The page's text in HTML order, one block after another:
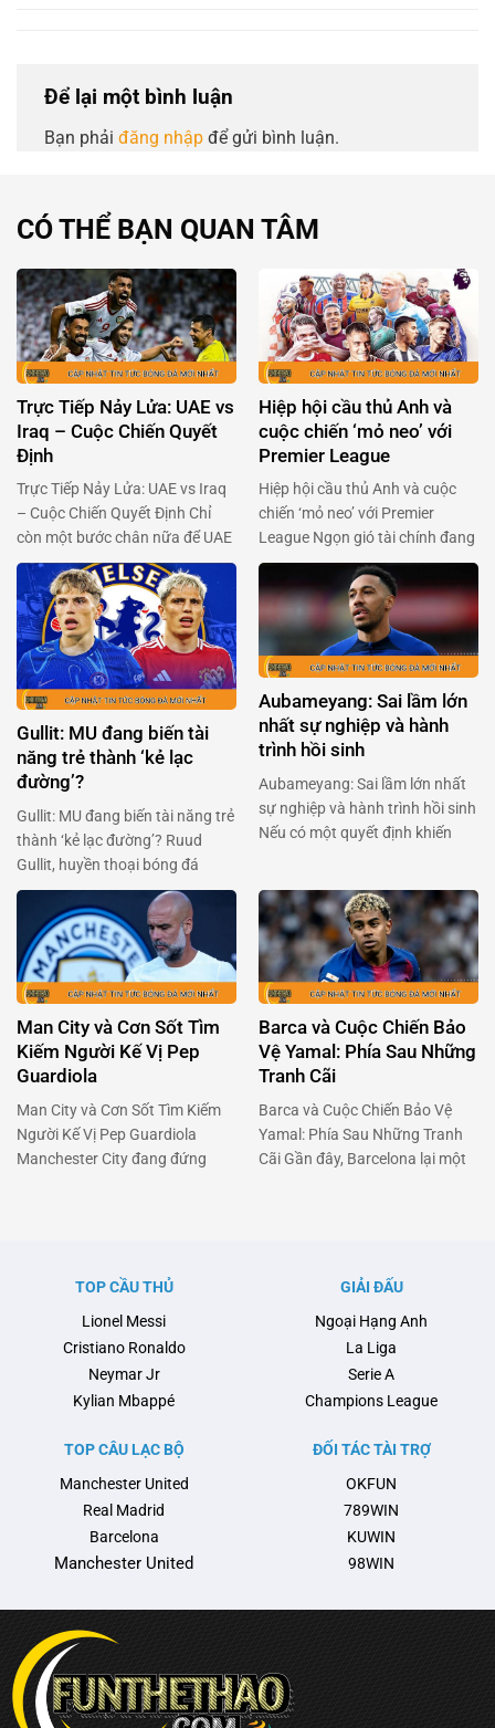
Để lại một bình luận
Bạn phải đăng nhập để gửi bình luận.
CÓ THỂ BẠN QUAN TÂM
Trực Tiếp Nảy Lửa: UAE vs
Iraq – Cuộc Chiến Quyết
Định
Trực Tiếp Nảy Lửa: UAE vs Iraq
– Cuộc Chiến Quyết Định Chỉ
còn một bước chân nữa để UAE
và Iraq chạm tay vào giấc mơ
World Cup đang chờ đợi phía
trước. Hai đội bóng đầy khao
khát này sẽ đụng độ nhau trong
trận chiến không khoan nhượng
vào 23h00 ngày 13/11. …
Hiệp hội cầu thủ Anh và
cuộc chiến ‘mỏ neo’ với
Premier League
Hiệp hội cầu thủ Anh và cuộc
chiến ‘mỏ neo’ với Premier
League Ngọn gió tài chính đang
thổi mạnh qua Premier League,
khi Hiệp hội cầu thủ chuyên
nghiệp Anh (PFA) sẵn sàng ‘xắn
tay áo’ đối đầu với ban tổ chức
giải đấu. Trong bối cảnh Premier
League chuẩn bị thông qua một
…
Gullit: MU đang biến tài
năng trẻ thành ‘kẻ lạc
đường’?
Gullit: MU đang biến tài năng trẻ
thành ‘kẻ lạc đường’? Ruud
Gullit, huyền thoại bóng đá
người Hà Lan, gần đây đã gây
bão với phát biểu về Alejandro
Garnacho – tài năng trẻ của
Manchester United. Ông cho
rằng Garnacho, một viên ngọc
sáng giá, đang bị kìm hãm bởi
chính môi trường …
Aubameyang: Sai lầm lớn
nhất sự nghiệp và hành
trình hồi sinh
Aubameyang: Sai lầm lớn nhất
sự nghiệp và hành trình hồi sinh
Nếu có một quyết định khiến
chính là lần chuyển đến Chelsea
vào năm 2022. Chân sút người
Gabon đã dám trải lòng về giai
đoạn u ám ấy, và cách anh đang
tìm …
Man City và Cơn Sốt Tìm
Kiếm Người Kế Vị Pep
Guardiola
Man City và Cơn Sốt Tìm Kiếm
Người Kế Vị Pep Guardiola
Manchester City đang đứng
thế lực không thể cản phá tại
Barca và Cuộc Chiến Bảo
Vệ Yamal: Phía Sau Những
Tranh Cãi
Barca và Cuộc Chiến Bảo Vệ
Yamal: Phía Sau Những Tranh
Cãi Gần đây, Barcelona lại một
đội bóng này với Liên đoàn
TOP CẦU THỦ
Lionel Messi
Cristiano Ronaldo
Neymar Jr
Kylian Mbappé
GIẢI ĐẤU
Ngoại Hạng Anh
La Liga
Serie A
Champions League
TOP CÂU LẠC BỘ
Manchester United
Real Madrid
Barcelona
Manchester United
ĐỐI TÁC TÀI TRỢ
OKFUN
789WIN
KUWIN
98WIN